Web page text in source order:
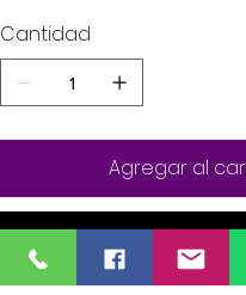
Cantidad
Agregar al